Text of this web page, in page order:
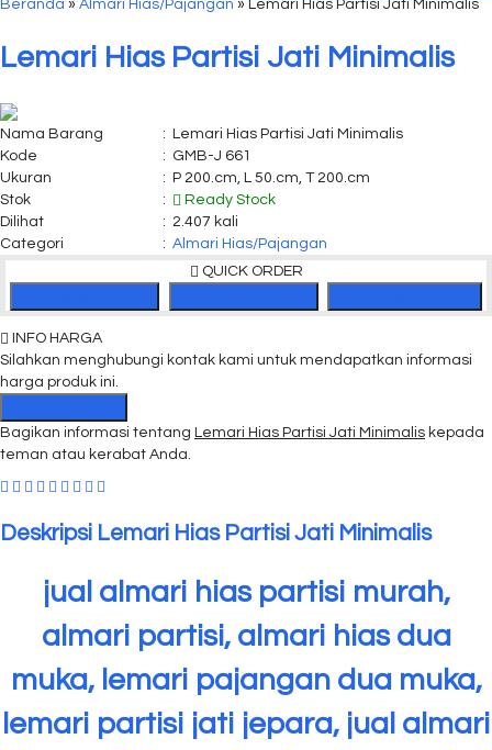
Beranda » Almari Hias/Pajangan » Lemari Hias Partisi Jati Minimalis
Lemari Hias Partisi Jati Minimalis
Nama Barang : Lemari Hias Partisi Jati Minimalis
Kode
: GMB-J 661
Ukuran
: P 200.cm, L 50.cm, T 200.cm
Stok
:
Ready Stock
Dilihat
: 2.407 kali
Categori
: Almari Hias/Pajangan
QUICK ORDER
INFO HARGA
Silahkan menghubungi kontak kami untuk mendapatkan informasi
harga produk ini.
Bagikan informasi tentang Lemari Hias Partisi Jati Minimalis kepada
teman atau kerabat Anda.
Deskripsi Lemari Hias Partisi Jati Minimalis
jual almari hias partisi murah,
almari partisi, almari hias dua
muka, lemari pajangan dua muka,
lemari partisi jati jepara, jual almari